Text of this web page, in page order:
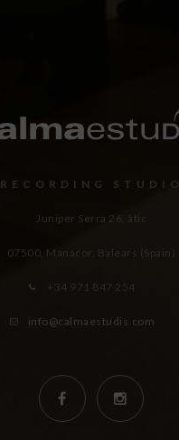
RECORDING STUDIO
Juniper Serra 26, àtic
07500, Manacor, Balears (Spain)
+34 971 847 254
info@calmaestudis.com